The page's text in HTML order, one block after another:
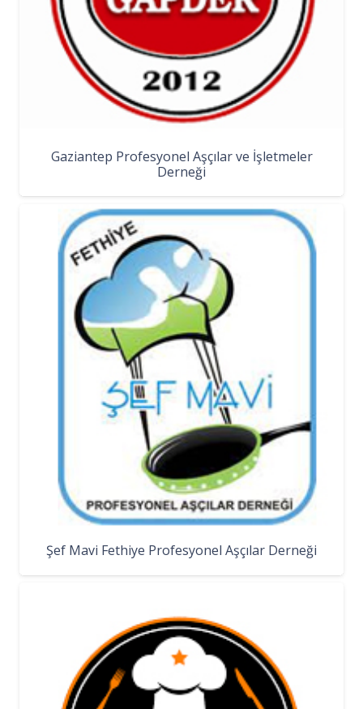
Gaziantep Profesyonel Aşçılar ve İşletmeler
Derneği
Şef Mavi Fethiye Profesyonel Aşçılar Derneği